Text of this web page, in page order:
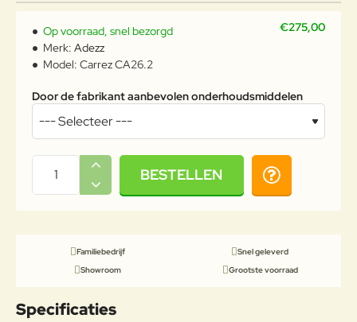
€275,00
Op voorraad, snel bezorgd
Merk: Adezz
Model: Carrez CA26.2
Door de fabrikant aanbevolen onderhoudsmiddelen
BESTELLEN
Familiebedrijf
Snel geleverd
Showroom
Grootste voorraad
Specificaties